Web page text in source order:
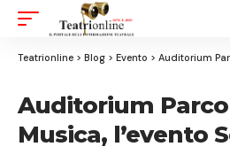
Teatrionline > Blog > Evento > Auditorium
Auditorium
Musica, l’evento